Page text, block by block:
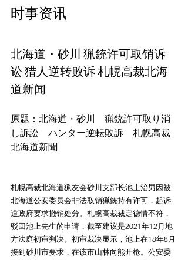
北海道・砂川 猟銃许可取销诉
讼 猎人逆转败诉 札幌高裁北海
道新闻
原题：北海道・砂川　猟銃許可取り消
し訴訟　ハンター逆転敗訴　札幌高裁
札幌高裁北海道猟友会砂川支部长池上治男因被
北海道公安委员会非法取销猟銃持有许可，起诉
道政府要求撤销处分。札幌高裁裁定德情不符，
驳回池上先生的申请，截至建议是2021年12月地
方法庭初审判决。初审裁决显示，池上在18年8月
接到砂川市要求，在该市山林向熊开枪。公安委